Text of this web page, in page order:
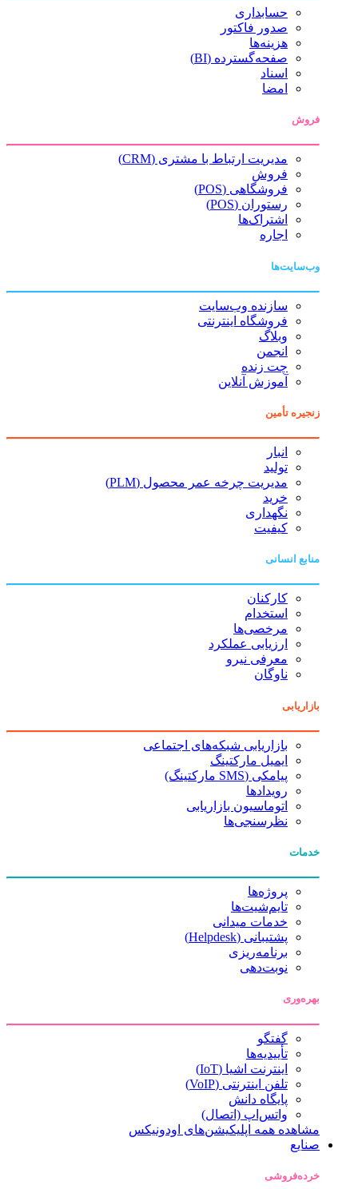
حسابداری
صدور فاکتور
هزینه‌ها
صفحه‌گسترده (BI)
اسناد
امضا
فروش
مدیریت ارتباط با مشتری (CRM)
فروش
فروشگاهی (POS)
رستوران (POS)
اشتراک‌ها
اجاره
وب‌سایت‌ها
سازنده وب‌سایت
فروشگاه اینترنتی
وبلاگ
انجمن
چت زنده
آموزش آنلاین
زنجیره تأمین
انبار
تولید
مدیریت چرخه عمر محصول (PLM)
خرید
نگهداری
کیفیت
منابع انسانی
کارکنان
استخدام
مرخصی‌ها
ارزیابی عملکرد
معرفی نیرو
ناوگان
بازاریابی
بازاریابی شبکه‌های اجتماعی
ایمیل مارکتینگ
پیامکی (SMS مارکتینگ)
رویدادها
اتوماسیون بازاریابی
نظرسنجی‌ها
خدمات
پروژه‌ها
تایم‌شیت‌ها
خدمات میدانی
پشتیبانی (Helpdesk)
برنامه‌ریزی
نوبت‌دهی
بهره‌وری
گفتگو
تأییدیه‌ها
اینترنت اشیا (IoT)
تلفن اینترنتی (VoIP)
پایگاه دانش
واتس‌اپ (اتصال)
مشاهده همه اپلیکیشن‌های اودونیکس
صنایع
خرده‌فروشی